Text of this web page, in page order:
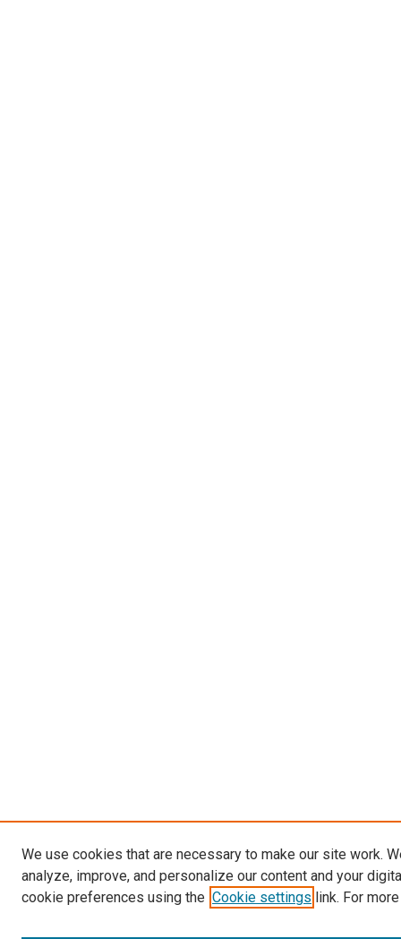
We use cookies that are necessary to make our site work.
analyze, improve, and personalize our content and your
cookie preferences using the Cookie settings link. For